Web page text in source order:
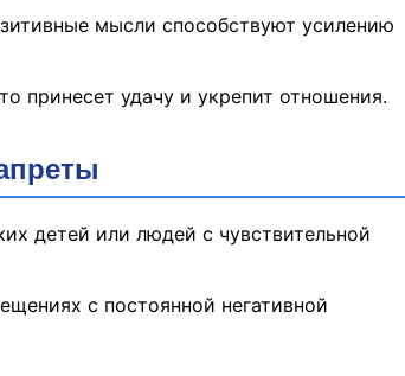
мысли способствуют усилению
принесет удачу и укрепит отношения.
детей или людей с чувствительной
с постоянной негативной